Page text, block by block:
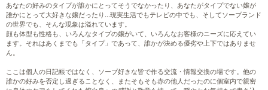
あなたの好みのタイプが誰かにとってそうでなかったり、あなたがタイプでない嬢が
誰かにとって大好きな嬢だったり…現実生活でもテレビの中でも、そしてソープランド
の世界でも、そんな現象は溢れています。
顔も体型も性格も、いろんなタイプの嬢がいて、いろんなお客様のニーズに応えてい
ます。それはあくまでも「タイプ」であって、誰かが決める優劣や上下ではありませ
ん。
ここは個人の日記帳ではなく、ソープ好きな皆で作る交流・情報交換の場です。他の
誰かの好みを否定し過ぎることなく、またそもそも赤の他人だったのに個室内で親密